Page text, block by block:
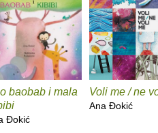
baobab i mala
Ðokić
Voli me / ne
Ana Ðokić